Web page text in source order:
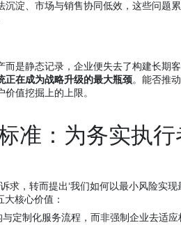
淀、市场与销售协同低效，这些问题累
是静态记录，企业便失去了构建长期
正在成为战略升级的最大瓶颈。能否推
值挖掘上的上限。
准：为务实执
求，转而提出‘我们如何以最小风险实
核心价值：
定制化服务流程，而非强制企业去适应